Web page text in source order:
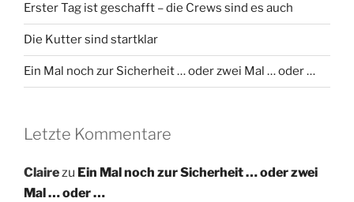
Erster Tag ist geschafft – die Crews sind es auch
Die Kutter sind startklar
Ein Mal noch zur Sicherheit … oder zwei Mal … oder …
Letzte Kommentare
Clairezu Ein Mal noch zur Sicherheit … oder zwei
Mal … oder …